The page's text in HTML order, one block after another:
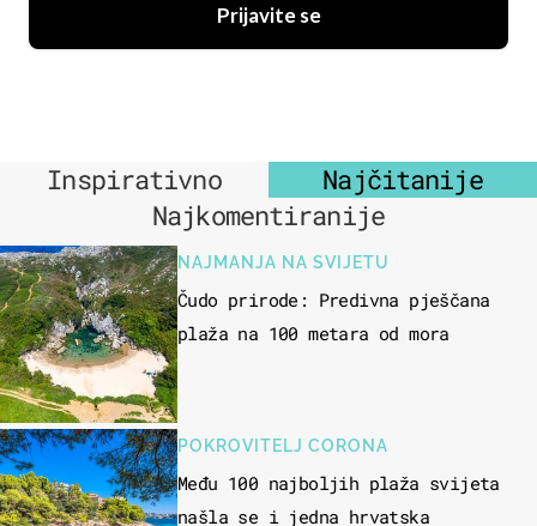
Prijavite se
Inspirativno
Najčitanije
Najkomentiranije
NAJMANJA NA SVIJETU
Čudo prirode: Predivna pješčana
plaža na 100 metara od mora
POKROVITELJ CORONA
Među 100 najboljih plaža svijeta
našla se i jedna hrvatska